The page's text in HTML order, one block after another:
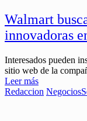
Walmart
innovadoras
Interesados pueden
sitio web de la
Leer más
Redaccion Negocios